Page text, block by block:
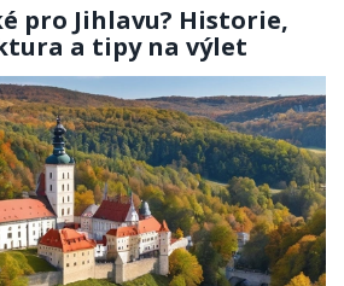
pro Jihlavu? Historie,
a tipy na výlet